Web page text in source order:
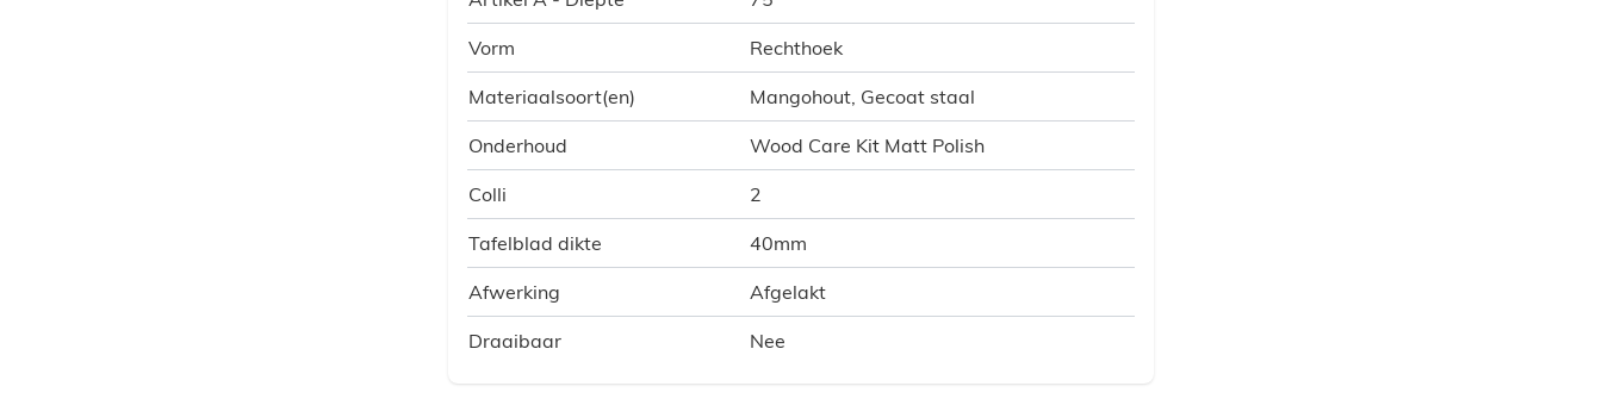
Vorm Rechthoek
Materiaalsoort(en) Mangohout, Gecoat staal
Onderhoud Wood Care Kit Matt Polish
Colli 2
Tafelblad dikte 40mm
Afwerking Afgelakt
Draaibaar Nee